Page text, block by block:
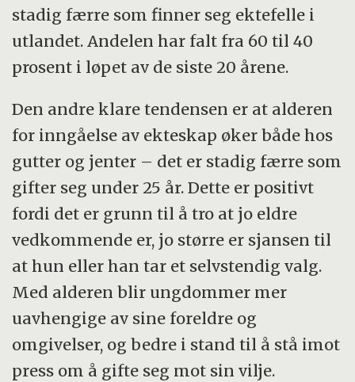
stadig færre som finner seg ektefelle i
utlandet. Andelen har falt fra 60 til 40
prosent i løpet av de siste 20 årene.
Den andre klare tendensen er at alderen
for inngåelse av ekteskap øker både hos
gutter og jenter – det er stadig færre som
gifter seg under 25 år. Dette er positivt
fordi det er grunn til å tro at jo eldre
vedkommende er, jo større er sjansen til
at hun eller han tar et selvstendig valg.
Med alderen blir ungdommer mer
uavhengige av sine foreldre og
omgivelser, og bedre i stand til å stå imot
press om å gifte seg mot sin vilje.